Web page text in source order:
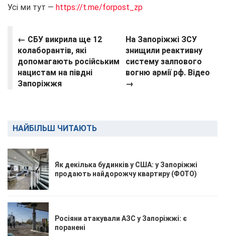
Усі ми тут — https://t.me/forpost_zp
← СБУ викрила ще 12
колаборантів, які
допомагають російським
нацистам на півдні
Запоріжжя
На Запоріжжі ЗСУ
знищили реактивну
систему залпового
вогню армії рф. Відео
→
НАЙБІЛЬШ ЧИТАЮТЬ
Як декілька будинків у США: у Запоріжжі
продають найдорожчу квартиру (ФОТО)
Росіяни атакували АЗС у Запоріжжі: є
поранені